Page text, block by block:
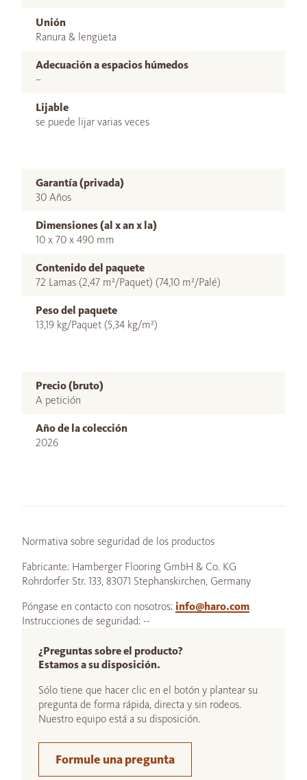
Unión
Ranura & lengüeta
Adecuación a espacios húmedos
–
Lijable
se puede lijar varias veces
Garantía (privada)
30 Años
Dimensiones (al x an x la)
10 x 70 x 490 mm
Contenido del paquete
72 Lamas (2,47 m²/Paquet) (74,10 m²/Palé)
Peso del paquete
13,19 kg/Paquet (5,34 kg/m²)
Precio (bruto)
A petición
Año de la colección
2026
Normativa sobre seguridad de los productos
Fabricante: Hamberger Flooring GmbH & Co. KG
Rohrdorfer Str. 133, 83071 Stephanskirchen, Germany
Póngase en contacto con nosotros: info@haro.com
Instrucciones de seguridad: --
¿Preguntas sobre el producto?
Estamos a su disposición.
Sólo tiene que hacer clic en el botón y plantear su
pregunta de forma rápida, directa y sin rodeos.
Nuestro equipo está a su disposición.
Formule una pregunta